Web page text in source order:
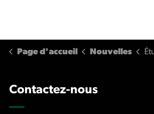
Page d'accueil Nouvelles
Contactez-nous